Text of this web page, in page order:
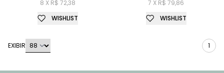
8 X R$ 72,38
WISHLIST
7 X R$ 79,86
WISHLIST
EXIBIR 1